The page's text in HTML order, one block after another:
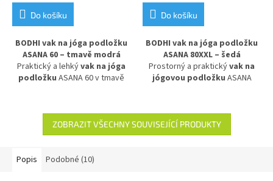
Do košíku
BODHI vak na jóga podložku
ASANA 60 – tmavě modrá
Praktický a lehkývak na jóga
podložku ASANA 60 v tmavě
omyvatelného materiálu,
chrání podložku před vlhkostí a
nečistotami. Ideální pro
na jógu, pilates nebo jiné cvičení
Do košíku
BODHI vak na jóga podložku
ASANA 80XXL – šedá
Prostorný a praktickývak na
jógovou podložku ASANA
omyvatelného materiálu
chrání podložku před vlhkostí a
nečistotami. Ideální pro
ZOBRAZIT VŠECHNY SOUVISEJÍCÍ PRODUKTY
Popis Podobné (10)